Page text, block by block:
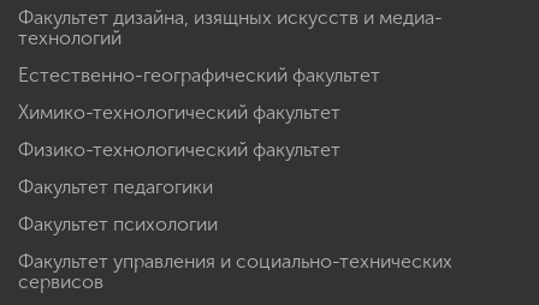
Факультет дизайна, изящных искусств и медиа-
технологий
Естественно-географический факультет
Химико-технологический факультет
Физико-технологический факультет
Факультет педагогики
Факультет психологии
Факультет управления и социально-технических
сервисов